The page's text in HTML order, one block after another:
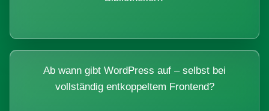
Ab wann gibt WordPress auf – selbst bei
vollständig entkoppeltem Frontend?